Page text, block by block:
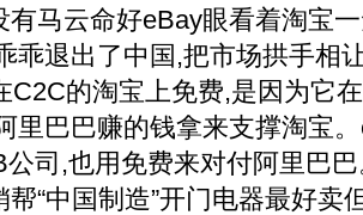
有马云命好eBay眼看着淘宝
乖退出了中国,把市场拱手相
C2C的淘宝上免费,是因为它
里巴巴赚的钱拿来支撑淘宝
公司,也用免费来对付阿里巴
“中国制造”开门电器最好卖